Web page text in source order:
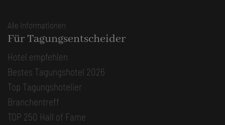
Alle Informationen
Für Tagungsentscheider
Hotel empfehlen
Bestes Tagungshotel 2026
Top Tagungshotelier
Branchentreff
TOP 250 Hall of Fame